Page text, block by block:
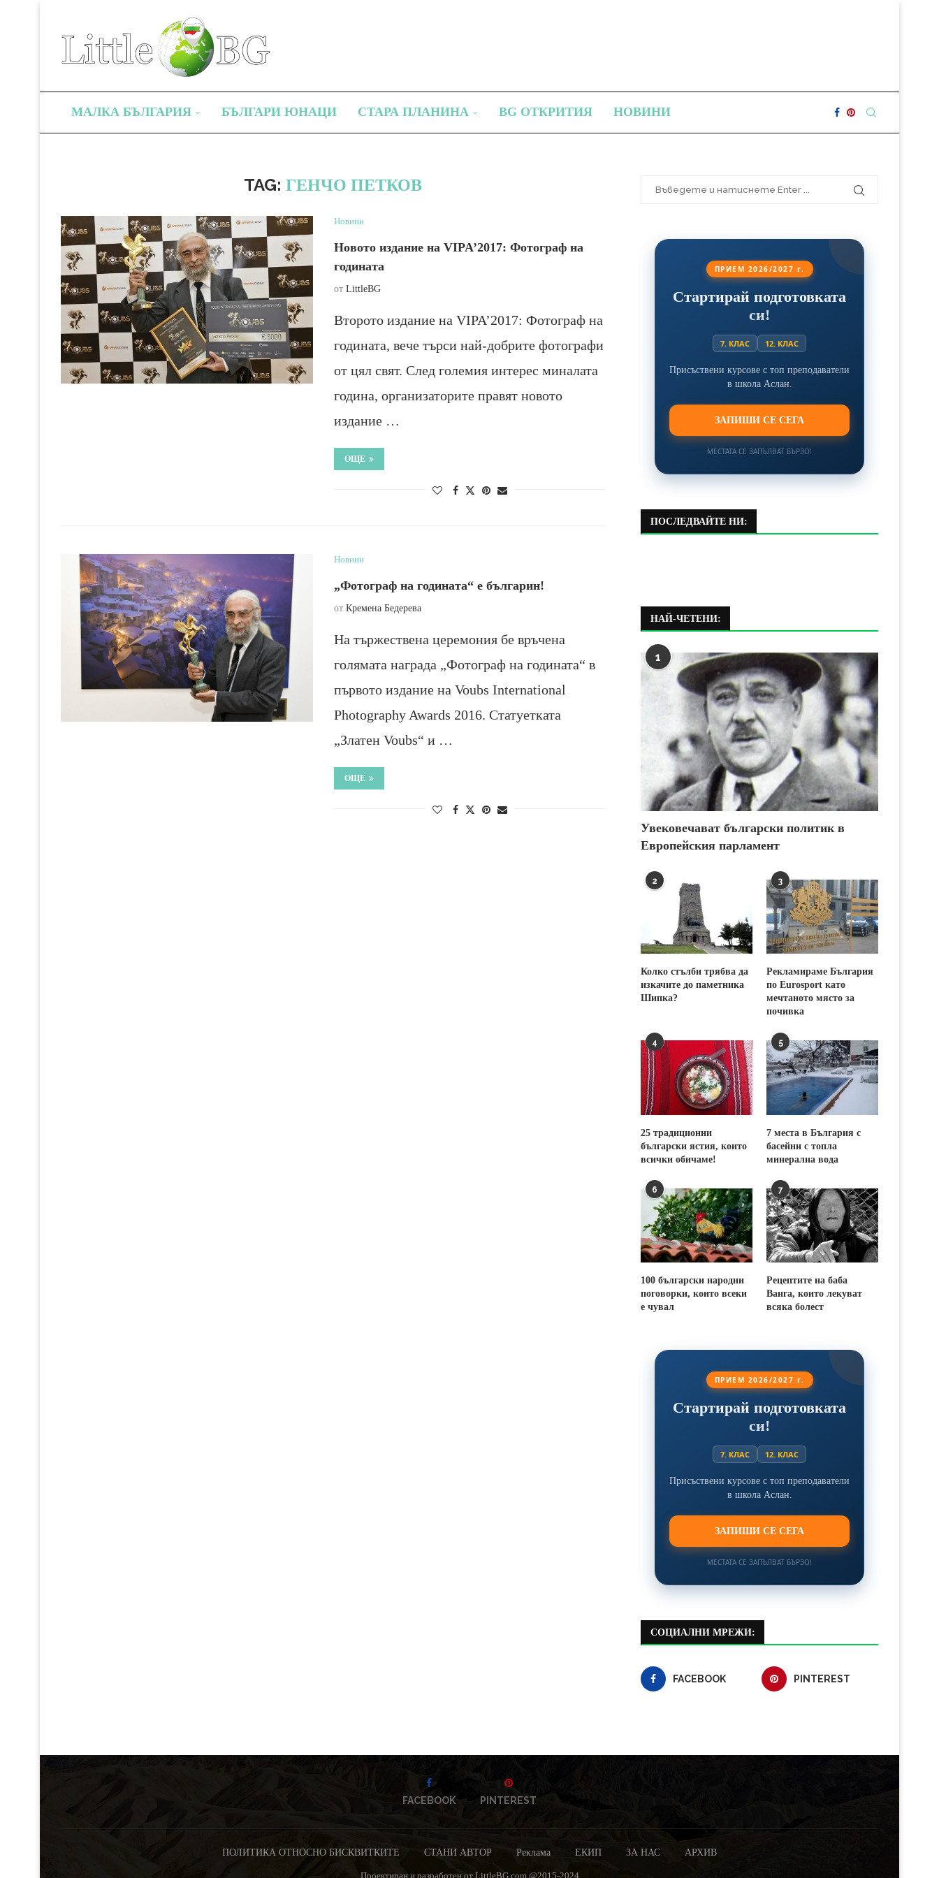
МАЛКА БЪЛГАРИЯ БЪЛГАРИ ЮНАЦИ СТАРА ПЛАНИНА BG ОТКРИТИЯ НОВИНИ
TAG:ГЕНЧО ПЕТКОВ
Новини
Новото издание на VIPA’2017: Фотограф на
годината
от LittleBG
Второто издание на VIPA’2017: Фотограф на
годината, вече търси най-добрите фотографи
от цял свят. След големия интерес миналата
година, организаторите правят новото
издание …
ОЩЕ
Новини
„Фотограф на годината“ е българин!
от Кремена Бедерева
На тържествена церемония бе връчена
голямата награда „Фотограф на годината“ в
първото издание на Voubs International
Photography Awards 2016. Статуетката
„Златен Voubs“ и …
ОЩЕ
ПРИЕМ 2026/2027 г.
Стартирай подготовката
си!
7. КЛАС 12. КЛАС
Присъствени курсове с топ преподаватели
в школа Аслан.
ЗАПИШИ СЕ СЕГА
МЕСТАТА СЕ ЗАПЪЛВАТ БЪРЗО!
ПОСЛЕДВАЙТЕ НИ:
НАЙ-ЧЕТЕНИ:
1
Увековечават български политик в
Европейския парламент
2
Колко стълби трябва да
изкачите до паметника
Шипка?
3
Рекламираме България
по Eurosport като
мечтаното място за
почивка
4
25 традиционни
български ястия, които
всички обичаме!
5
7 места в България с
басейни с топла
минерална вода
6
100 български народни
поговорки, които всеки
е чувал
7
Рецептите на баба
Ванга, които лекуват
всяка болест
ПРИЕМ 2026/2027 г.
Стартирай подготовката
си!
7. КЛАС 12. КЛАС
Присъствени курсове с топ преподаватели
в школа Аслан.
ЗАПИШИ СЕ СЕГА
МЕСТАТА СЕ ЗАПЪЛВАТ БЪРЗО!
СОЦИАЛНИ МРЕЖИ:
FACEBOOK PINTEREST
FACEBOOK PINTEREST
ПОЛИТИКА ОТНОСНО БИСКВИТКИТЕ СТАНИ АВТОР Реклама ЕКИП ЗА НАС АРХИВ
Проектиран и разработен от LittleBG.com @2015-2024